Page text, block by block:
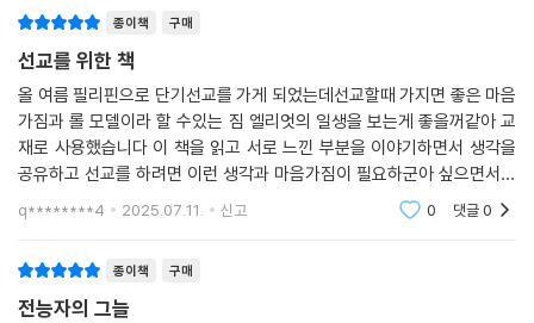
종이책 구매
선교를 위한 책
올 여름 필리핀으로 단기선교를 가게 되었는데선교할때 가지면 좋은 마음
가짐과 롤 모델이라 할 수있는 짐 엘리엇의 일생을 보는게 좋을꺼같아 교
재로 사용했습니다 이 책을 읽고 서로 느낀 부분을 이야기하면서 생각을
공유하고 선교를 하려면 이런 생각과 마음가짐이 필요하군아 싶으면서도
너무 높은 신앙에 살짝 무섭기도 하고 잘 할수있을까?? 싶기도 했지만 예
수님을 닮아가려고 노
q********4 2025.07.11. 신고 0 댓글0
종이책 구매
전능자의 그늘